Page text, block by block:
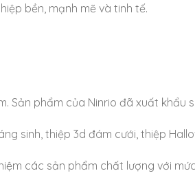
bền, mạnh mẽ và tinh tế.
Sản phẩm của Ninrio đã xuất khẩu
sinh, thiệp 3d đám cưới, thiệp
các sản phẩm chất lượng với